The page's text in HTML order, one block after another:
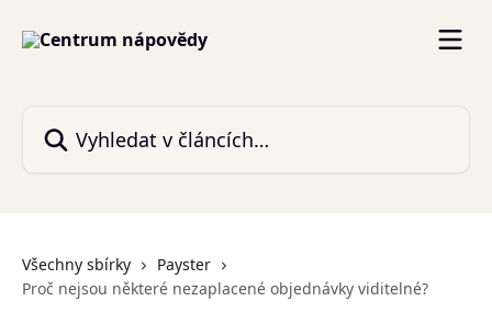
Všechny sbírky
Payster
Proč nejsou některé nezaplacené objednávky viditelné?